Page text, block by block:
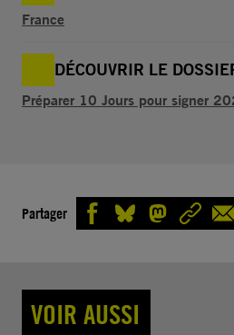
France
DÉCOUVRIR LE
Préparer 10 Jours pour signer
Partager
VOIR AUSSI